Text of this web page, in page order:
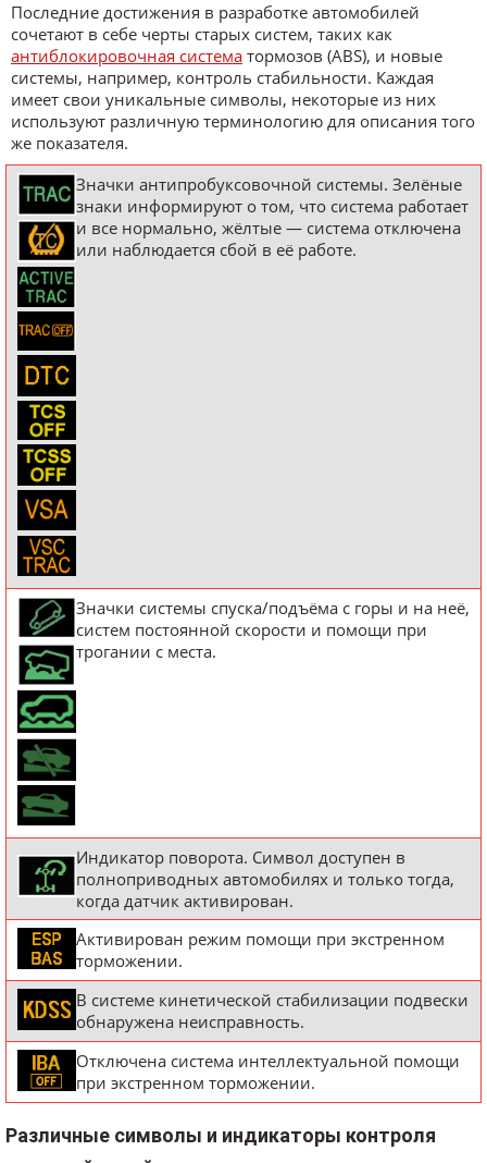
Последние достижения в разработке автомобилей
сочетают в себе черты старых систем, таких как
антиблокировочная система тормозов (ABS), и новые
системы, например, контроль стабильности. Каждая
имеет свои уникальные символы, некоторые из них
используют различную терминологию для описания того
же показателя.
Значки антипробуксовочной системы. Зелёные
знаки информируют о том, что система работает
и все нормально, жёлтые — система отключена
или наблюдается сбой в её работе.
Значки системы спуска/подъёма с горы и на неё,
систем постоянной скорости и помощи при
трогании с места.
Индикатор поворота. Символ доступен в
полноприводных автомобилях и только тогда,
когда датчик активирован.
Активирован режим помощи при экстренном
торможении.
В системе кинетической стабилизации подвески
обнаружена неисправность.
Отключена система интеллектуальной помощи
при экстренном торможении.
Различные символы и индикаторы контроля